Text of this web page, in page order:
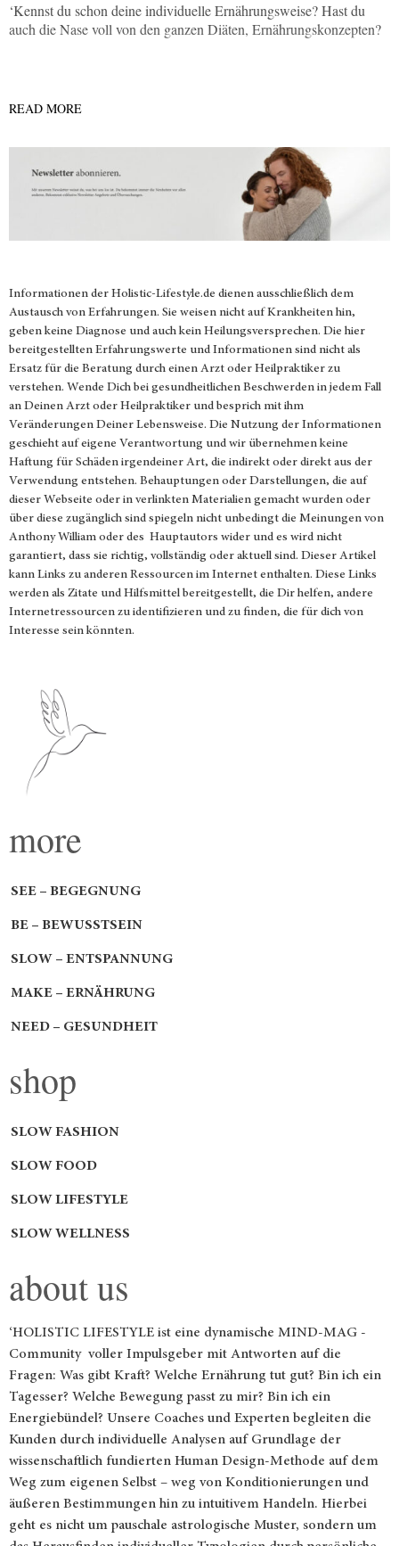
‘Kennst du schon deine individuelle Ernährungsweise? Hast du
auch die Nase voll von den ganzen Diäten, Ernährungskonzepten?
READ MORE
Informationen der Holistic-Lifestyle.de dienen ausschließlich dem
Austausch von Erfahrungen. Sie weisen nicht auf Krankheiten hin,
geben keine Diagnose und auch kein Heilungsversprechen. Die hier
bereitgestellten Erfahrungswerte und Informationen sind nicht als
Ersatz für die Beratung durch einen Arzt oder Heilpraktiker zu
verstehen. Wende Dich bei gesundheitlichen Beschwerden in jedem Fall
an Deinen Arzt oder Heilpraktiker und besprich mit ihm
Veränderungen Deiner Lebensweise. Die Nutzung der Informationen
geschieht auf eigene Verantwortung und wir übernehmen keine
Haftung für Schäden irgendeiner Art, die indirekt oder direkt aus der
Verwendung entstehen. Behauptungen oder Darstellungen, die auf
dieser Webseite oder in verlinkten Materialien gemacht wurden oder
über diese zugänglich sind spiegeln nicht unbedingt die Meinungen von
Anthony William oder des Hauptautors wider und es wird nicht
garantiert, dass sie richtig, vollständig oder aktuell sind. Dieser Artikel
kann Links zu anderen Ressourcen im Internet enthalten. Diese Links
werden als Zitate und Hilfsmittel bereitgestellt, die Dir helfen, andere
Internetressourcen zu identifizieren und zu finden, die für dich von
Interesse sein könnten.
more
SEE – BEGEGNUNG
BE – BEWUSSTSEIN
SLOW – ENTSPANNUNG
MAKE – ERNÄHRUNG
NEED – GESUNDHEIT
shop
SLOW FASHION
SLOW FOOD
SLOW LIFESTYLE
SLOW WELLNESS
about us
‘HOLISTIC LIFESTYLE ist eine dynamische MIND-MAG -
Community voller Impulsgeber mit Antworten auf die
Fragen: Was gibt Kraft? Welche Ernährung tut gut? Bin ich ein
Tagesser? Welche Bewegung passt zu mir? Bin ich ein
Energiebündel? Unsere Coaches und Experten begleiten die
Kunden durch individuelle Analysen auf Grundlage der
wissenschaftlich fundierten Human Design-Methode auf dem
Weg zum eigenen Selbst – weg von Konditionierungen und
äußeren Bestimmungen hin zu intuitivem Handeln. Hierbei
geht es nicht um pauschale astrologische Muster, sondern um